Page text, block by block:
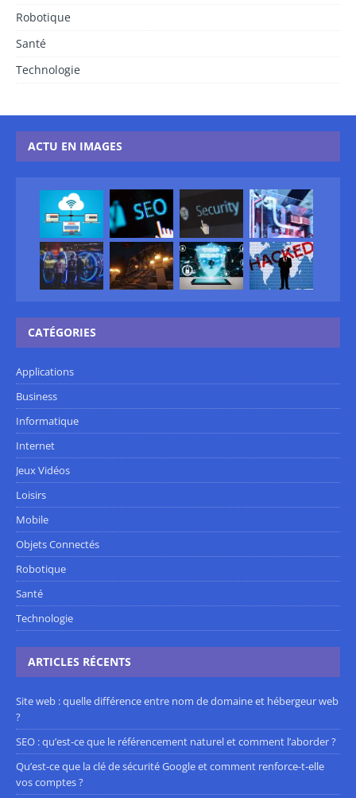
Robotique
Santé
Technologie
ACTU EN IMAGES
CATÉGORIES
Applications
Business
Informatique
Internet
Jeux Vidéos
Loisirs
Mobile
Objets Connectés
Robotique
Santé
Technologie
ARTICLES RÉCENTS
Site web : quelle différence entre nom de domaine et hébergeur web
?
SEO : qu’est-ce que le référencement naturel et comment l’aborder ?
Qu’est-ce que la clé de sécurité Google et comment renforce-t-elle
vos comptes ?